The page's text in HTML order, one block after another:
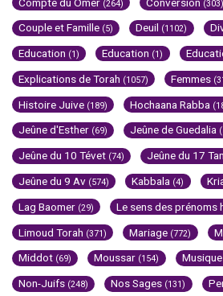
(264) (303)
Couple et Famille (5) Deuil (1102)
Education (1) Education (1)
Explications de Torah (1057) Femmes
Histoire Juive (189) Hochaana Rabba
Jeûne d'Esther (69) Jeûne de Guedalia
Jeûne du 10 Tévet (74) Jeûne du 17
Jeûne du 9 Av (574) Kabbala (4)
Lag Baomer (29) Le sens des prénoms
Limoud Torah (371) Mariage (772)
Middot (69) Moussar (154)
Non-Juifs (248) Nos Sages (131)